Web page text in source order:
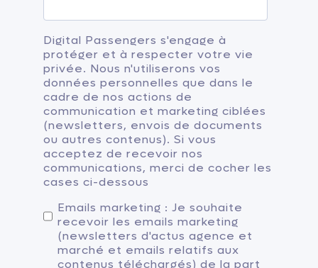
Digital Passengers s'engage à
protéger et à respecter votre vie
privée. Nous n'utiliserons vos
données personnelles que dans le
cadre de nos actions de
communication et marketing ciblées
(newsletters, envois de documents
ou autres contenus). Si vous
acceptez de recevoir nos
communications, merci de cocher les
cases ci-dessous
Emails marketing : Je souhaite
recevoir les emails marketing
(newsletters d'actus agence et
marché et emails relatifs aux
contenus téléchargés) de la part